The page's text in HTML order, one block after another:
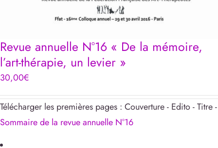
Revue annuelle N°16 « De la mémoire,
l’art-thérapie, un levier »
30,00€
Télécharger les premières pages : Couverture - Edito - Titre -
Sommaire de la revue annuelle N°16